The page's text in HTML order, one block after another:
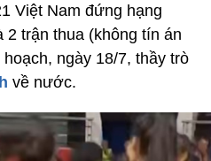
Việt Nam đứng hạng
2 trận thua (không tín án
ngày 18/7, thầy trò
về nước.